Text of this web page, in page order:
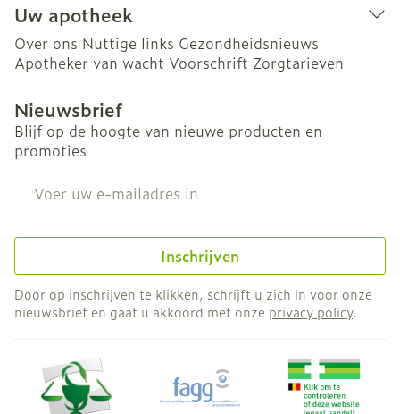
Uw apotheek
Over ons Nuttige links Gezondheidsnieuws
Apotheker van wacht Voorschrift Zorgtarieven
Nieuwsbrief
Blijf op de hoogte van nieuwe producten en
promoties
Inschrijven
Door op inschrijven te klikken, schrijft u zich in voor onze
nieuwsbrief en gaat u akkoord met onze privacy policy.